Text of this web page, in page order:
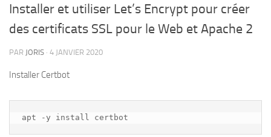
Installer et utiliser Let’s Encrypt pour créer
des certificats SSL pour le Web et Apache 2
PAR JORIS · 4 JANVIER 2020
Installer Certbot
apt -y install certbot